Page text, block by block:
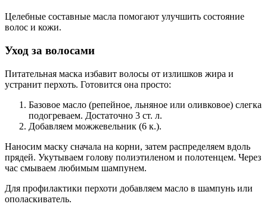
Целебные составные масла помогают улучшить состояние
волос и кожи.
Уход за волосами
Питательная маска избавит волосы от излишков жира и
устранит перхоть. Готовится она просто:
Базовое масло (репейное, льняное или оливковое) слегка
подогреваем. Достаточно 3 ст. л.
Добавляем можжевельник (6 к.).
Наносим маску сначала на корни, затем распределяем вдоль
прядей. Укутываем голову полиэтиленом и полотенцем. Через
час смываем любимым шампунем.
Для профилактики перхоти добавляем масло в шампунь или
ополаскиватель.